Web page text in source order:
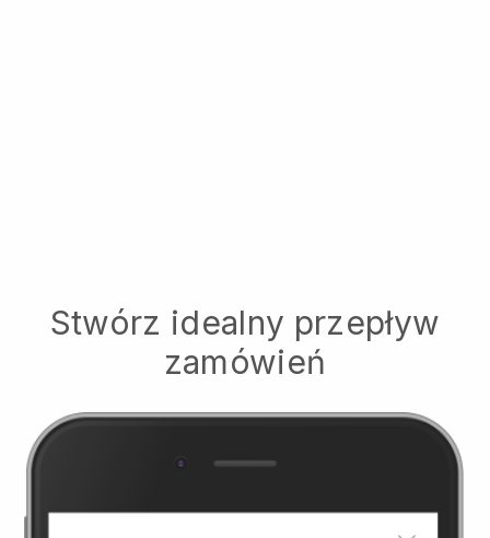
Stwórz idealny przepływ
zamówień